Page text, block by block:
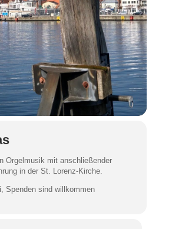
Orgelmusik mit anschließender
in der St. Lorenz-Kirche.
Spenden sind willkommen